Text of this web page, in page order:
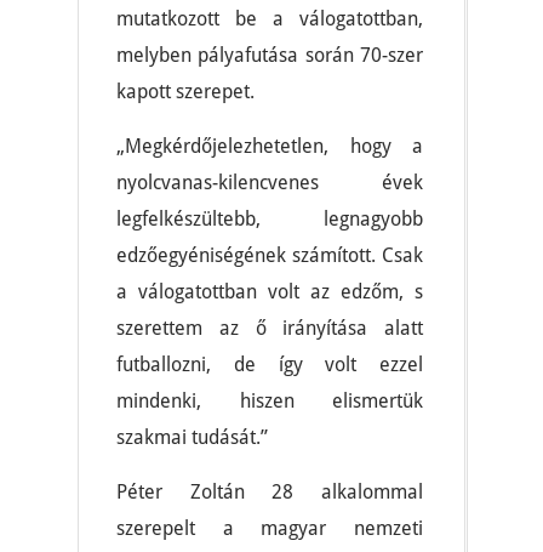
mutatkozott be a válogatottban,
melyben pályafutása során 70-szer
kapott szerepet.
„Megkérdőjelezhetetlen, hogy a
nyolcvanas-kilencvenes évek
legfelkészültebb, legnagyobb
edzőegyéniségének számított. Csak
a válogatottban volt az edzőm, s
szerettem az ő irányítása alatt
futballozni, de így volt ezzel
mindenki, hiszen elismertük
szakmai tudását.”
Péter Zoltán 28 alkalommal
szerepelt a magyar nemzeti